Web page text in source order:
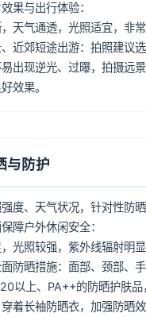
果与出行体验：
天气通透，光照适宜，非
近郊短途出游：拍照建议
出现逆光、过曝，拍摄远
效果。
与防护
度、天气状况，针对性防
障户外休闲安全：
光照较强，紫外线辐射明
防晒措施：面部、颈部、
以上、PA++的防晒护肤品
着长袖防晒衣，加强防晒